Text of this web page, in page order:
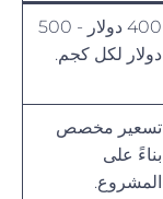
400 دولار - 500
دولار لكل كجم.
تسعير مخصص
بناءً على
المشروع.